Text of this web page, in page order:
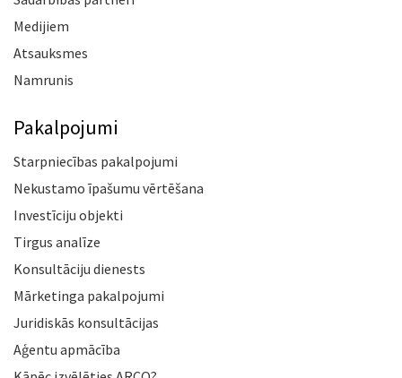
Medijiem
Atsauksmes
Namrunis
Pakalpojumi
Starpniecības pakalpojumi
Nekustamo īpašumu vērtēšana
Investīciju objekti
Tirgus analīze
Konsultāciju dienests
Mārketinga pakalpojumi
Juridiskās konsultācijas
Aģentu apmācība